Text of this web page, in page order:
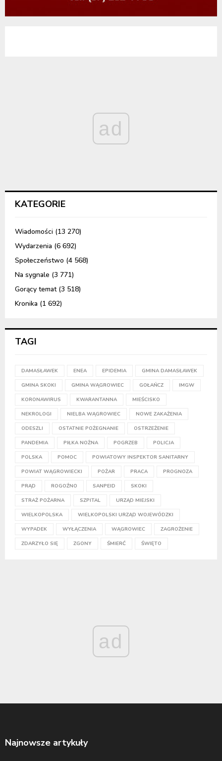
ad
KATEGORIE
Wiadomości (13 270)
Wydarzenia (6 692)
Społeczeństwo (4 568)
Na sygnale (3 771)
Gorący temat(3 518)
Kronika (1 692)
TAGI
DAMASŁAWEK ENEA EPIDEMIA GMINA DAMASŁAWEK
GMINA SKOKI GMINA WĄGROWIEC GOŁAŃCZ IMGW
KORONAWIRUS KWARANTANNA MIEŚCISKO
NEKROLOGI NIELBA WĄGROWIEC NOWE ZAKAŻENIA
ODESZLI OSTATNIE POŻEGNANIE OSTRZEŻENIE
PANDEMIA PIŁKA NOŻNA POGRZEB POLICJA
POLSKA POMOC POWIATOWY INSPEKTOR SANITARNY
POWIAT WĄGROWIECKI POŻAR PRACA PROGNOZA
PRĄD ROGOŹNO SANPEID SKOKI
STRAŻ POŻARNA SZPITAL URZĄD MIEJSKI
WIELKOPOLSKA WIELKOPOLSKI URZĄD WOJEWÓDZKI
WYPADEK WYŁĄCZENIA WĄGROWIEC ZAGROŻENIE
ZDARZYŁO SIĘ ZGONY ŚMIERĆ ŚWIĘTO
ad
Najnowsze artykuły